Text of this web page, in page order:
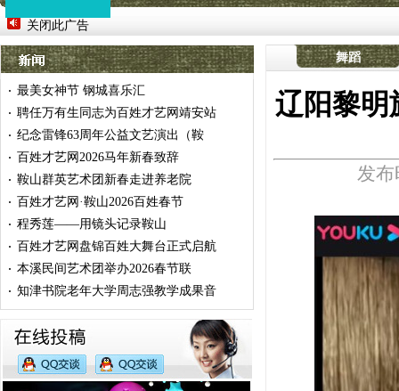
关闭此广告
· 最美女神节 钢城喜乐汇
· 聘任万有生同志为百姓才艺网靖安站
· 纪念雷锋63周年公益文艺演出（鞍
· 百姓才艺网2026马年新春致辞
· 鞍山群英艺术团新春走进养老院
· 百姓才艺网·鞍山2026百姓春节
· 程秀莲——用镜头记录鞍山
· 百姓才艺网盘锦百姓大舞台正式启航
· 本溪民间艺术团举办2026春节联
· 知津书院老年大学周志强教学成果音
舞蹈
辽阳黎明
发布